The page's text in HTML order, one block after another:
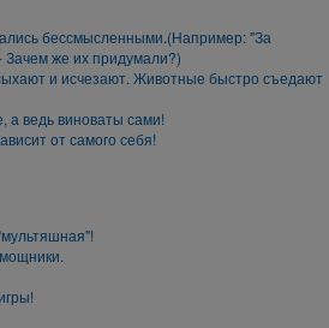
бессмысленными.(Например: "За
же их придумали?)
и исчезают. Животные быстро съедают
а ведь виноваты сами!
от самого себя!